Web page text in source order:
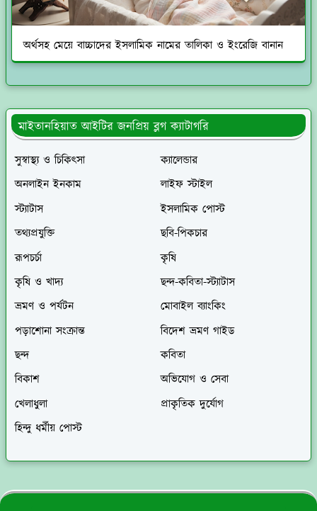
অর্থসহ মেয়ে বাচ্চাদের ইসলামিক নামের তালিকা ও ইংরেজি বানান
মাইতানহিয়াত আইটির জনপ্রিয় ব্লগ ক্যাটাগরি
সুস্বাস্থ্য ও চিকিৎসা
ক্যালেন্ডার
অনলাইন ইনকাম
লাইফ স্টাইল
স্ট্যাটাস
ইসলামিক পোস্ট
তথ্যপ্রযুক্তি
ছবি-পিকচার
রূপচর্চা
কৃষি
কৃষি ও খাদ্য
ছন্দ-কবিতা-স্ট্যাটাস
ভ্রমণ ও পর্যটন
মোবাইল ব্যাংকিং
পড়াশোনা সংক্রান্ত
বিদেশ ভ্রমণ গাইড
ছন্দ
কবিতা
বিকাশ
অভিযোগ ও সেবা
খেলাধুলা
প্রাকৃতিক দুর্যোগ
হিন্দু ধর্মীয় পোস্ট